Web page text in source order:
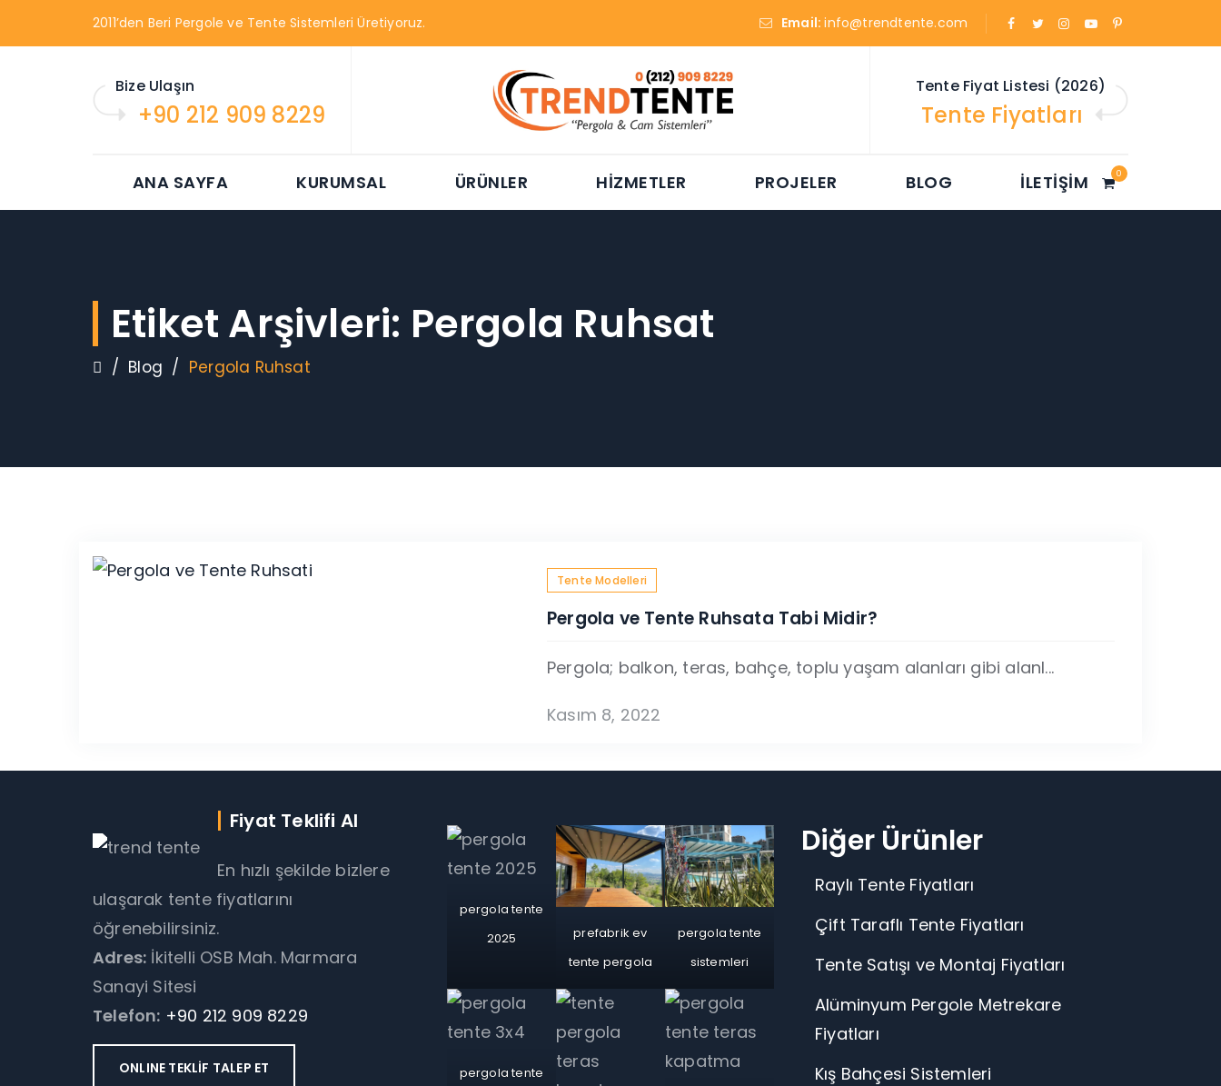
2011’den Beri Pergole ve Tente Sistemleri Üretiyoruz. Email:info@trendtente.com
Bize Ulaşın
+90 212 909 8229
Tente Fiyat Listesi (2026)
Tente Fiyatları
ANA SAYFA KURUMSAL ÜRÜNLER HIZMETLER PROJELER BLOG İLETIŞIM 0
Etiket Arşivleri: Pergola Ruhsat
/ Blog / Pergola Ruhsat
Tente Modelleri
Pergola ve Tente Ruhsata Tabi Midir?
Pergola; balkon, teras, bahçe, toplu yaşam alanları gibi alanl...
Kasım 8, 2022
Fiyat Teklifi Al
En hızlı şekilde bizlere
ulaşarak tente fiyatlarını
öğrenebilirsiniz.
Adres: İkitelli OSB Mah. Marmara
Sanayi Sitesi
Telefon: +90 212 909 8229
ONLINE TEKLİF TALEP ET
pergola tente
2025
prefabrik ev
tente pergola
pergola tente
sistemleri
pergola tente
Diğer Ürünler
Raylı Tente Fiyatları
Çift Taraflı Tente Fiyatları
Tente Satışı ve Montaj Fiyatları
Alüminyum Pergole Metrekare
Fiyatları
Kış Bahçesi Sistemleri